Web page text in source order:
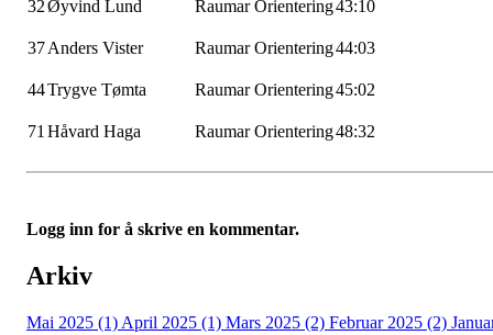
32Øyvind Lund RaumarOrientering43:10
37Anders Vister RaumarOrientering44:03
44Trygve Tømta RaumarOrientering45:02
71 Håvard Haga RaumarOrientering48:32
Logg inn for å skrive en kommentar.
Arkiv
Mai 2025 (1) April 2025 (1) Mars 2025 (2) Februar 2025 (2)